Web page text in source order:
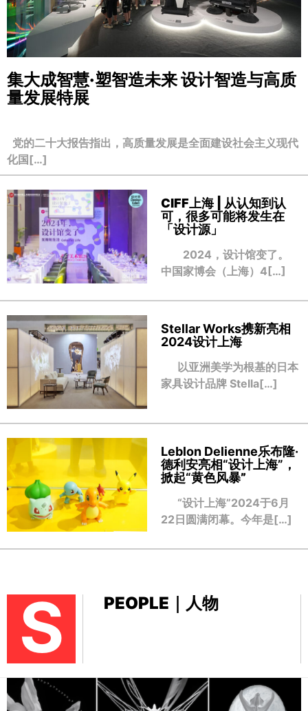
集大成智慧·塑智造未来设计智造与高质
量发展特展
党的二十大报告指出，高质量发展是全面建设社会主义现代
化国[…]
CIFF上海 | 从认知到认
可，很多可能将发生在
「设计源」
2024，设计馆变了。
中国家博会（上海）4[…]
Stellar Works携新亮相
2024设计上海
以亚洲美学为根基的日本
家具设计品牌 Stella[…]
Leblon Delienne乐布隆·
德利安亮相“设计上海”，
掀起“黄色风暴”
“设计上海”2024于6月
22日圆满闭幕。今年是[…]
S PEOPLE｜人物